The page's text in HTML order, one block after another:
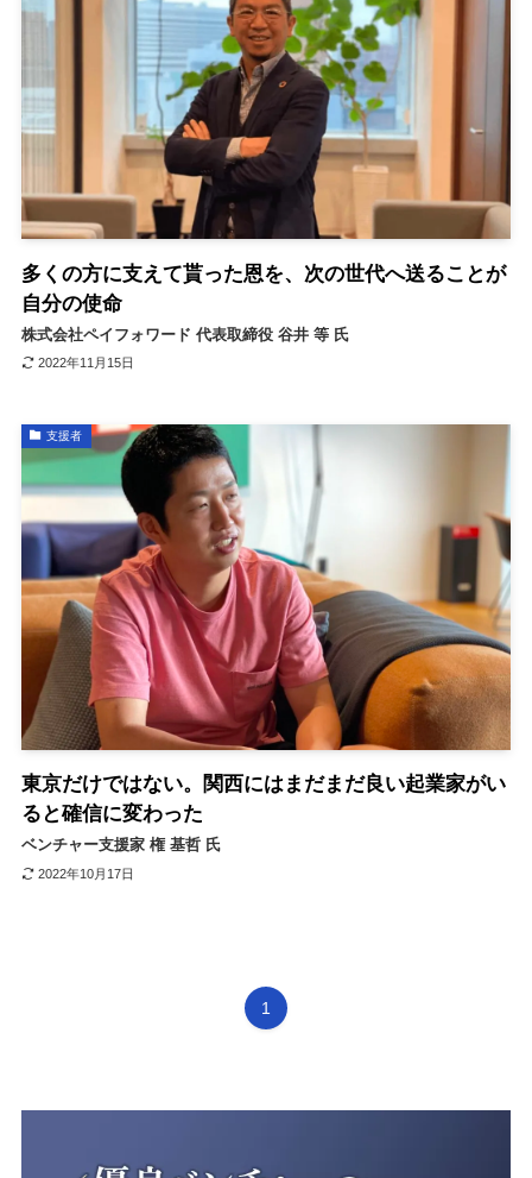
多くの方に支えて貰った恩を、次の世代へ送ることが
自分の使命
株式会社ペイフォワード 代表取締役 谷井 等 氏
2022年11月15日
支援者
東京だけではない。関西にはまだまだ良い起業家がい
ると確信に変わった
ベンチャー支援家 権 基哲 氏
2022年10月17日
1